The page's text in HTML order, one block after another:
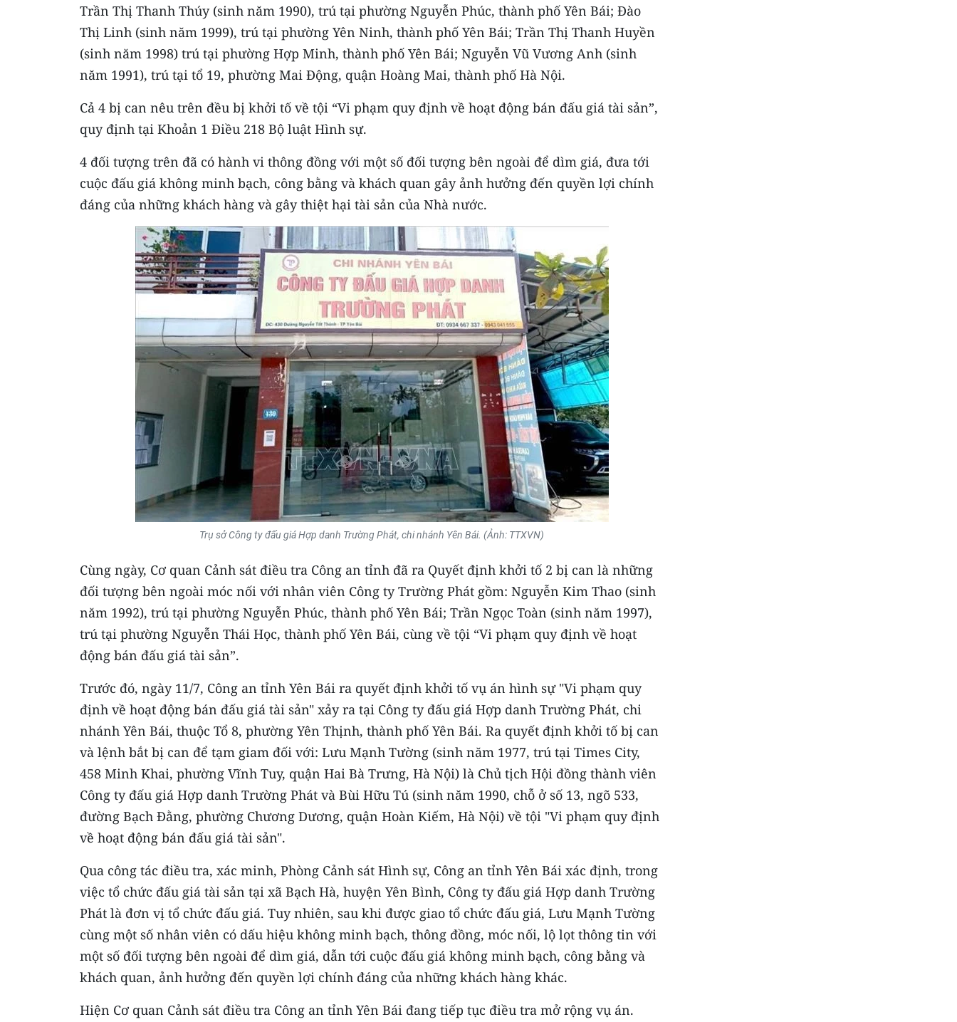
Trần Thị Thanh Thúy (sinh năm 1990), trú tại phường Nguyễn Phúc, thành phố Yên Bái; Đào
Thị Linh (sinh năm 1999), trú tại phường Yên Ninh, thành phố Yên Bái; Trần Thị Thanh Huyền
(sinh năm 1998) trú tại phường Hợp Minh, thành phố Yên Bái; Nguyễn Vũ Vương Anh (sinh
năm 1991), trú tại tổ 19, phường Mai Động, quận Hoàng Mai, thành phố Hà Nội.
Cả 4 bị can nêu trên đều bị khởi tố về tội “Vi phạm quy định về hoạt động bán đấu giá tài sản”,
quy định tại Khoản 1 Điều 218 Bộ luật Hình sự.
4 đối tượng trên đã có hành vi thông đồng với một số đối tượng bên ngoài để dìm giá, đưa tới
cuộc đấu giá không minh bạch, công bằng và khách quan gây ảnh hưởng đến quyền lợi chính
đáng của những khách hàng và gây thiệt hại tài sản của Nhà nước.
Trụ sở Công ty đấu giá Hợp danh Trường Phát, chi nhánh Yên Bái. (Ảnh: TTXVN)
Cùng ngày, Cơ quan Cảnh sát điều tra Công an tỉnh đã ra Quyết định khởi tố 2 bị can là những
đối tượng bên ngoài móc nối với nhân viên Công ty Trường Phát gồm: Nguyễn Kim Thao (sinh
năm 1992), trú tại phường Nguyễn Phúc, thành phố Yên Bái; Trần Ngọc Toàn (sinh năm 1997),
trú tại phường Nguyễn Thái Học, thành phố Yên Bái, cùng về tội “Vi phạm quy định về hoạt
động bán đấu giá tài sản”.
Trước đó, ngày 11/7, Công an tỉnh Yên Bái ra quyết định khởi tố vụ án hình sự "Vi phạm quy
định về hoạt động bán đấu giá tài sản" xảy ra tại Công ty đấu giá Hợp danh Trường Phát, chi
nhánh Yên Bái, thuộc Tổ 8, phường Yên Thịnh, thành phố Yên Bái. Ra quyết định khởi tố bị can
và lệnh bắt bị can để tạm giam đối với: Lưu Mạnh Tường (sinh năm 1977, trú tại Times City,
458 Minh Khai, phường Vĩnh Tuy, quận Hai Bà Trưng, Hà Nội) là Chủ tịch Hội đồng thành viên
Công ty đấu giá Hợp danh Trường Phát và Bùi Hữu Tú (sinh năm 1990, chỗ ở số 13, ngõ 533,
đường Bạch Đằng, phường Chương Dương, quận Hoàn Kiếm, Hà Nội) về tội "Vi phạm quy định
về hoạt động bán đấu giá tài sản".
Qua công tác điều tra, xác minh, Phòng Cảnh sát Hình sự, Công an tỉnh Yên Bái xác định, trong
việc tổ chức đấu giá tài sản tại xã Bạch Hà, huyện Yên Bình, Công ty đấu giá Hợp danh Trường
Phát là đơn vị tổ chức đấu giá. Tuy nhiên, sau khi được giao tổ chức đấu giá, Lưu Mạnh Tường
cùng một số nhân viên có dấu hiệu không minh bạch, thông đồng, móc nối, lộ lọt thông tin với
một số đối tượng bên ngoài để dìm giá, dẫn tới cuộc đấu giá không minh bạch, công bằng và
khách quan, ảnh hưởng đến quyền lợi chính đáng của những khách hàng khác.
Hiện Cơ quan Cảnh sát điều tra Công an tỉnh Yên Bái đang tiếp tục điều tra mở rộng vụ án.